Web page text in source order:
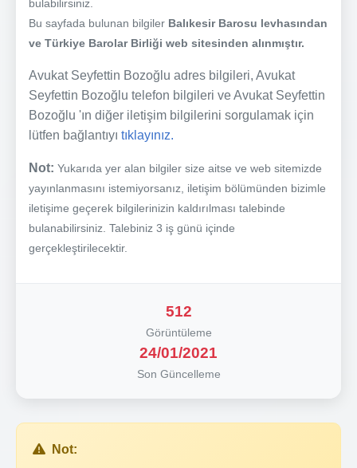
bulabilirsiniz.
Bu sayfada bulunan bilgiler Balıkesir Barosu levhasından
ve Türkiye Barolar Birliği web sitesinden alınmıştır.
Avukat Seyfettin Bozoğlu adres bilgileri, Avukat
Seyfettin Bozoğlu telefon bilgileri ve Avukat Seyfettin
Bozoğlu 'ın diğer iletişim bilgilerini sorgulamak için
lütfen bağlantıyı tıklayınız.
Not: Yukarıda yer alan bilgiler size aitse ve web sitemizde
yayınlanmasını istemiyorsanız, iletişim bölümünden bizimle
iletişime geçerek bilgilerinizin kaldırılması talebinde
bulanabilirsiniz. Talebiniz 3 iş günü içinde
gerçekleştirilecektir.
512
Görüntüleme
24/01/2021
Son Güncelleme
Not: